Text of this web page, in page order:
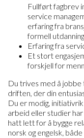
Fullført fagbrev
service
erfaring fra
formell
Erfaring fra
Et stort
forskjell for
Du trives med å jobbe
driften, der din
Du er modig,
arbeid eller studier
hatt lett for å bygge
norsk og engelsk,